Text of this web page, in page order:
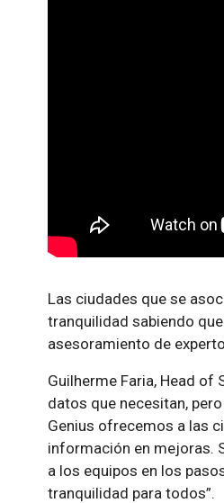
Las ciudades que se
tranquilidad sabiendo
asesoramiento de
Guilherme Faria, Head of
datos que necesitan,
Genius ofrecemos a las
información en mejoras.
a los equipos en los
tranquilidad para todos”.